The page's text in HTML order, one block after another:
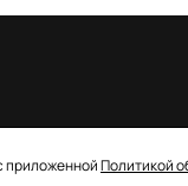
приложеннойПолитикой
августа